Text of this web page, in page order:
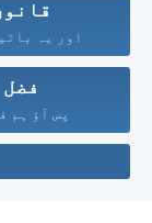
اور یہ
فضل
پس آؤ ہم